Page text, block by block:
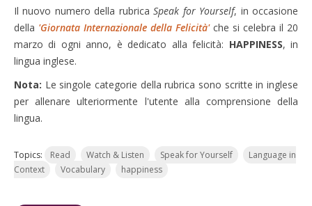
Il nuovo numero della rubricaSpeak for Yourself, in occasione
della 'Giornata Internazionale della Felicità' che si celebra il 20
marzo di ogni anno, è dedicato alla felicità: HAPPINESS, in
lingua inglese.
Nota: Le singole categorie della rubrica sono scritte in inglese
per allenare ulteriormente l'utente alla comprensione della
lingua.
Topics: Read Watch & Listen Speak for Yourself
Language in
Context
Vocabulary happiness